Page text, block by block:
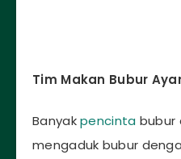
Tim Makan Bubur
Banyakpencinta bubur
mengaduk bubur